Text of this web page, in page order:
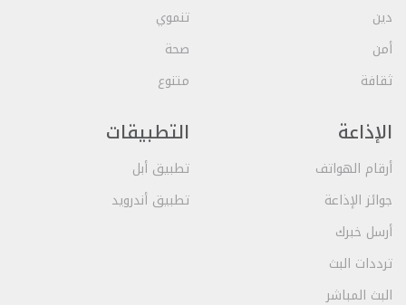
دين
أمن
ثقافة
تنموي
صحة
متنوع
الإذاعة
أرقام الهواتف
جوائز الإذاعة
أرسل خبرك
ترددات البث
البث المباشر
التطبيقات
تطبيق أبل
تطبيق أندرويد